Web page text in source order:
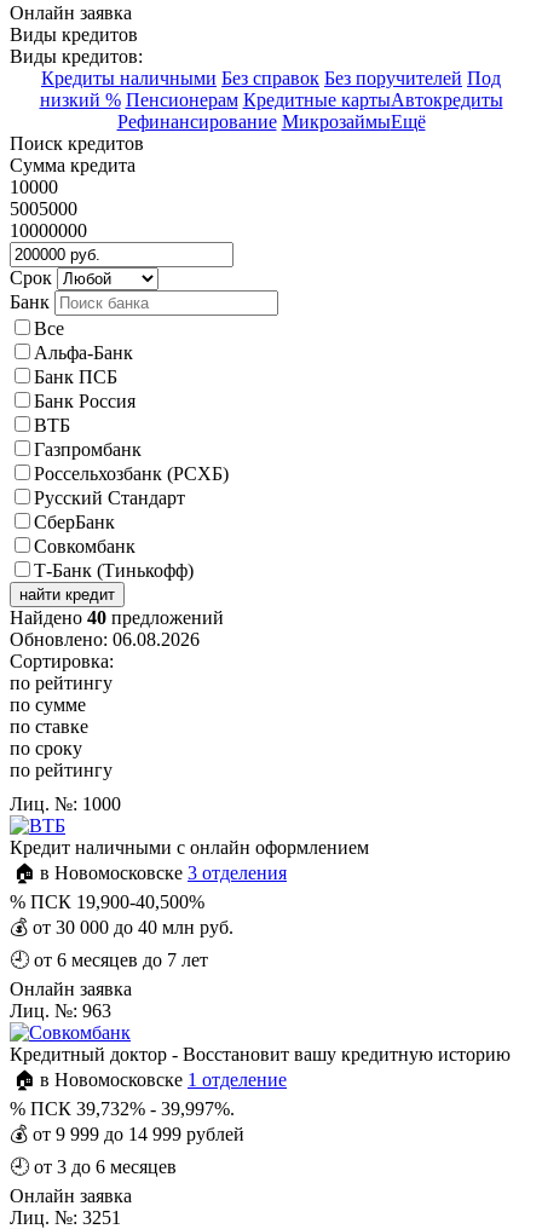
Онлайн заявка
Виды кредитов
Виды кредитов:
Кредиты наличными Без справок Без поручителей Под
низкий % Пенсионерам Кредитные картыАвтокредиты
Рефинансирование МикрозаймыЕщё
Поиск кредитов
Сумма кредита
10000
5005000
10000000
Срок
Банк
Все
Альфа-Банк
Банк ПСБ
Банк Россия
ВТБ
Газпромбанк
Россельхозбанк (РСХБ)
Русский Стандарт
СберБанк
Совкомбанк
Т-Банк (Тинькофф)
найти кредит
Найдено 40 предложений
Обновлено: 06.08.2026
Сортировка:
по рейтингу
по сумме
по ставке
по сроку
по рейтингу
Лиц. №: 1000
Кредит наличными с онлайн оформлением
🏠 в Новомосковске 3 отделения
% ПСК 19,900-40,500%
💰 от 30 000 до 40 млн руб.
🕘 от 6 месяцев до 7 лет
Онлайн заявка
Лиц. №: 963
Кредитный доктор - Восстановит вашу кредитную историю
🏠 в Новомосковске 1 отделение
% ПСК 39,732% - 39,997%.
💰 от 9 999 до 14 999 рублей
🕘 от 3 до 6 месяцев
Онлайн заявка
Лиц. №: 3251